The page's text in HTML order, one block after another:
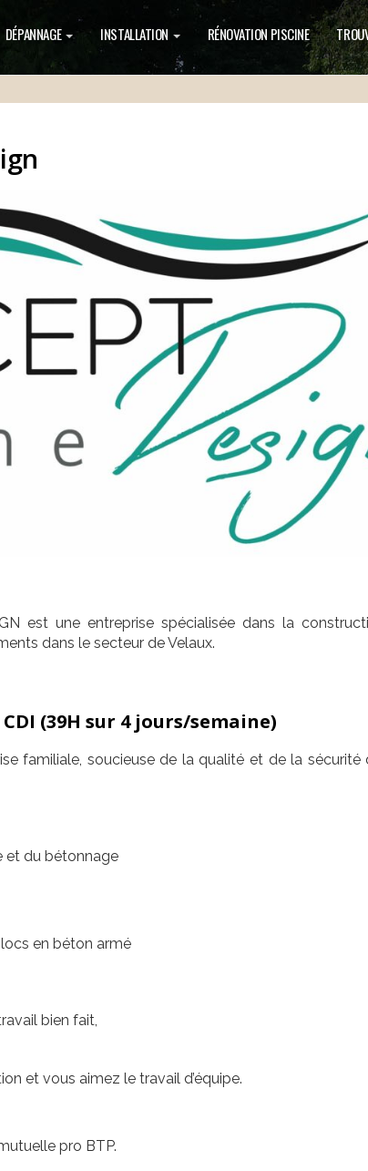
DÉPANNAGE INSTALLATION RÉNOVATION PISCINE
est une entreprise spécialisée dans la
dans le secteur de Velaux.
(39H sur 4 jours/semaine)
familiale, soucieuse de la qualité et de la sécurité
et du bétonnage
en béton armé
bien fait,
et vous aimez le travail d’équipe.
pro BTP.